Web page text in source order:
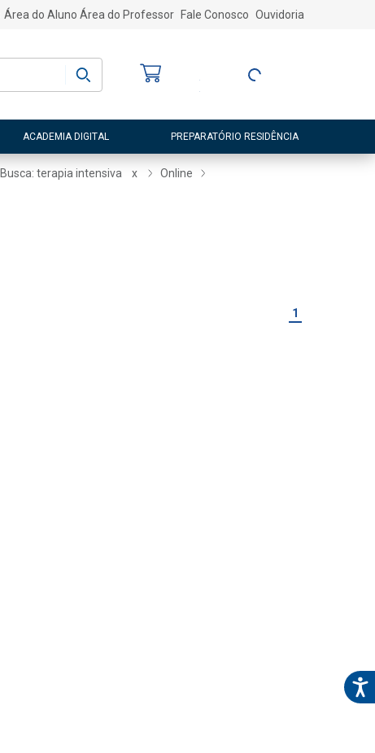
Área do Aluno Área do Professor Fale Conosco Ouvidoria
Entre ou Cadastre-
ACADEMIA DIGITAL PREPARATÓRIO RESIDÊNCIA
Busca: terapia intensiva x
Online
1